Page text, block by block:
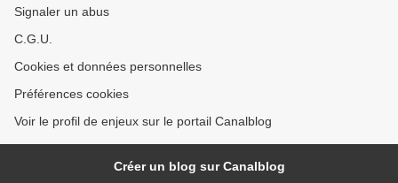
Signaler un abus
C.G.U.
Cookies et données personnelles
Préférences cookies
Voir le profil de enjeux sur le portail Canalblog
Créer un blog sur Canalblog